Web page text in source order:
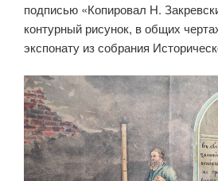
подписью «Копировал Н.
контурный рисунок, в общих
экспонату из собрания